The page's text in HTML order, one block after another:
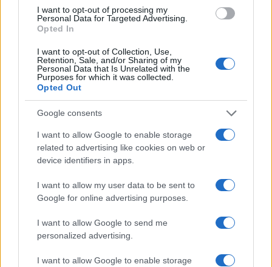
I want to opt-out of processing my
Personal Data for Targeted Advertising.
Opted In
I want to opt-out of Collection, Use,
Retention, Sale, and/or Sharing of my
Personal Data that Is Unrelated with the
Purposes for which it was collected.
Opted Out
Google consents
I want to allow Google to enable storage
related to advertising like cookies on web or
device identifiers in apps.
I want to allow my user data to be sent to
Google for online advertising purposes.
I want to allow Google to send me
personalized advertising.
I want to allow Google to enable storage
FINANÇA
Retiradas da caderneta de poupança superam depósitos em R$
7,152 bilhões
Beatriz Almeida · 7 ago 2026